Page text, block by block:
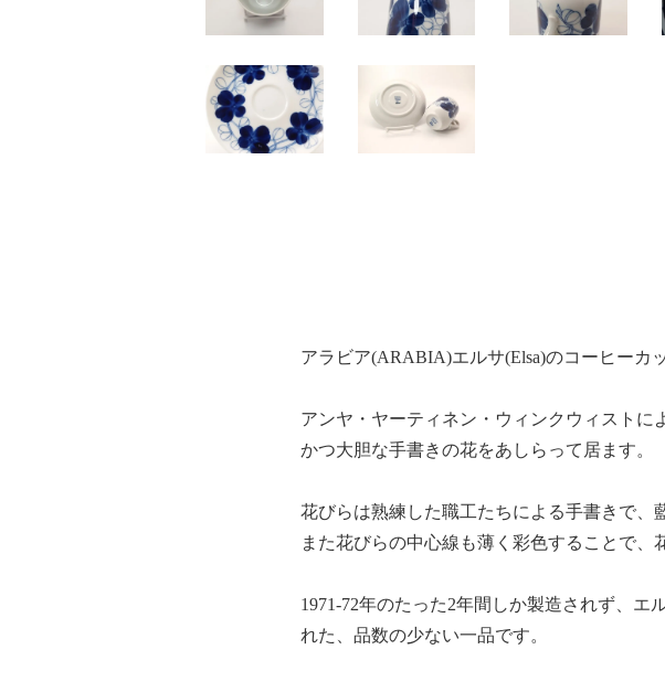
アラビア(ARABIA)エルサ(Elsa)のコーヒーカ
アンヤ・ヤーティネン・ウィンクウィスト
かつ大胆な手書きの花をあしらって居ます。
花びらは熟練した職工たちによる手書きで、
また花びらの中心線も薄く彩色することで、
1971-72年のたった2年間しか製造されず、
れた、品数の少ない一品です。